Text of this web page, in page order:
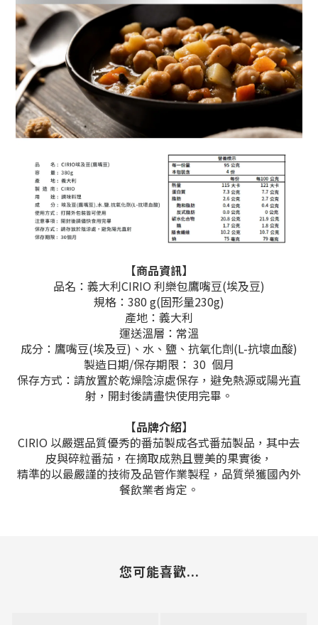
【商品資訊】
品名：義大利CIRIO 利樂包鷹嘴豆(埃及豆)
規格：380 g(固形量230g)
產地：義大利
運送溫層：常溫
成分： 鷹嘴豆(埃及豆)、水、鹽、抗氧化劑(L-抗壞血酸)
製造日期/保存期限： 30 個月
保存方式：請放置於乾燥陰涼處保存，避免熱源或陽光直
射，開封後請盡快使用完畢。
【品牌介紹】
CIRIO 以嚴選品質優秀的番茄製成各式番茄製品，其中去
皮與碎粒番茄，在摘取成熟且豐美的果實後，
精準的以最嚴謹的技術及品管作業製程，品質榮獲國內外
餐飲業者肯定。
您可能喜歡...